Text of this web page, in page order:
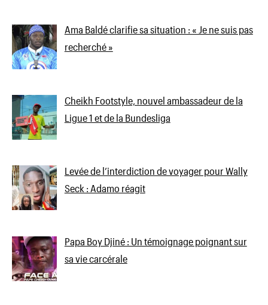
Ama Baldé clarifie sa situation : « Je ne suis pas
recherché »
Cheikh Footstyle, nouvel ambassadeur de la
Ligue 1 et de la Bundesliga
Levée de l’interdiction de voyager pour Wally
Seck : Adamo réagit
Papa Boy Djiné : Un témoignage poignant sur
sa vie carcérale